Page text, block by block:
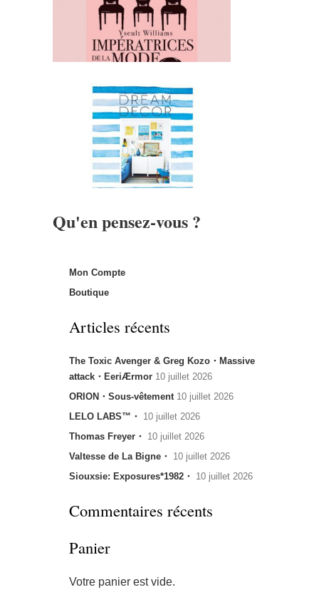
Qu'en pensez-vous ?
Mon Compte
Boutique
Articles récents
The Toxic Avenger & Greg Kozo・Massive
attack・EeriÆrmor 10 juillet 2026
ORION・Sous-vêtement 10 juillet 2026
LELO LABS™・ 10 juillet 2026
Thomas Freyer・ 10 juillet 2026
Valtesse de La Bigne・ 10 juillet 2026
Siouxsie: Exposures*1982・ 10 juillet 2026
Commentaires récents
Panier
Votre panier est vide.